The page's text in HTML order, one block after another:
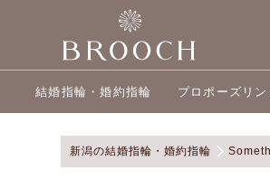
結婚指輪・婚約指輪 プロポーズリン
新潟の結婚指輪・婚約指輪